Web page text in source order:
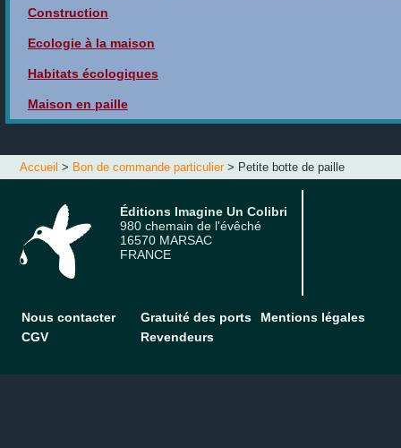
Construction
Ecologie à la maison
Habitats écologiques
Maison en paille
Accueil > Bon de commande particulier> Petite botte de paille
Éditions Imagine Un Colibri
980 chemain de l'évêché
16570 MARSAC
FRANCE
Nous contacter Gratuité des ports
Mentions légales
CGV
Revendeurs